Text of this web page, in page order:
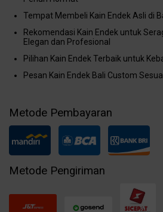
Tempat Membeli Kain Endek Asli di
Rekomendasi Kain Endek untuk
Elegan dan Profesional
Pilihan Kain Endek Terbaik untuk
Pesan Kain Endek Bali Custom
Metode Pembayaran
Metode Pengiriman